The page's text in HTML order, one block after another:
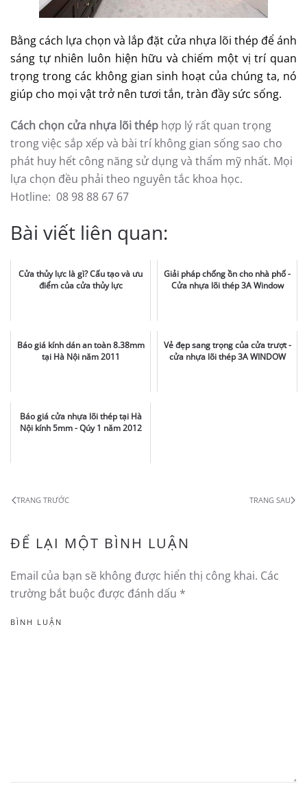
Bằng cách lựa chọn và lắp đặt cửa nhựa lõi thép để ánh
sáng tự nhiên luôn hiện hữu và chiếm một vị trí quan
trọng trong các không gian sinh hoạt của chúng ta, nó
giúp cho mọi vật trở nên tươi tắn, tràn đầy sức sống.
Cách chọn cửa nhựa lõi thép hợp lý rất quan trọng
trong việc sắp xếp và bài trí không gian sống sao cho
phát huy hết công năng sử dụng và thẩm mỹ nhất. Mọi
lựa chọn đều phải theo nguyên tắc khoa học.
Hotline: 08 98 88 67 67
Bài viết liên quan:
Cửa thủy lực là gì? Cấu tạo và ưu
điểm của cửa thủy lực
Giải pháp chống ồn cho nhà phố -
Cửa nhựa lõi thép 3A Window
Báo giá kính dán an toàn 8.38mm
tại Hà Nội năm 2011
Vẻ đẹp sang trọng của cửa trượt -
cửa nhựa lõi thép 3A WINDOW
Báo giá cửa nhựa lõi thép tại Hà
Nội kính 5mm - Qúy 1 năm 2012
TRANG TRƯỚC TRANG SAU
ĐỂ LẠI MỘT BÌNH LUẬN
Email của bạn sẽ không được hiển thị công khai. Các
trường bắt buộc được đánh dấu *
BÌNH LUẬN